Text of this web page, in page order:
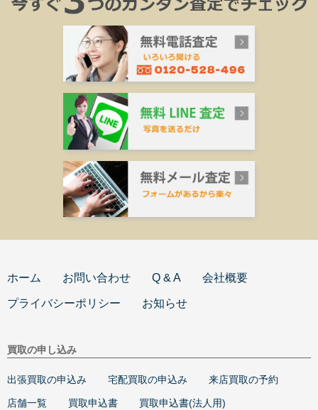
ホーム お問い合わせ Q & A 会社概要
プライバシーポリシー お知らせ
買取の申し込み
出張買取の申込み 宅配買取の申込み 来店買取の予約
店舗一覧 買取申込書 買取申込書(法人用)